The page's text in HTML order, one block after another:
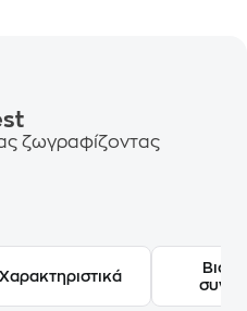
ζωγραφίζοντας
Χαρακτηριστικά